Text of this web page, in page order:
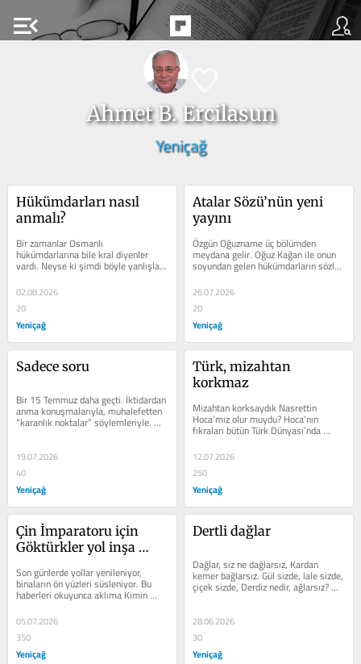
menu_open
Ahmet B. Ercilasun
Yeniçağ
Hükümdarları nasıl
anmalı?
Bir zamanlar Osmanlı
hükümdarlarına bile kral diyenler
vardı. Neyse ki şimdi böyle yanlışlar
pek yapılmıyor. Her hükümdar,
dönemindeki...
02.08.2026
20
Yeniçağ
Atalar Sözü’nün yeni
yayını
Özgün Oğuzname üç bölümden
meydana gelir. Oğuz Kağan ile onun
soyundan gelen hükümdarların sözlü-
efsanevi tarihi, atasözleri ve Dede...
26.07.2026
20
Yeniçağ
Sadece soru
Bir 15 Temmuz daha geçti. İktidardan
anma konuşmalarıyla, muhalefetten
“karanlık noktalar” söylemleriyle.
Kaç defa yazdım, bir kez daha...
19.07.2026
40
Yeniçağ
Türk, mizahtan
korkmaz
Mizahtan korksaydık Nasrettin
Hoca’mız olur muydu? Hoca’nın
fıkraları bütün Türk Dünyası’nda
yaygındır. İdil Ural bölgesinden...
12.07.2026
250
Yeniçağ
Çin İmparatoru için
Göktürkler yol inşa
Son günlerde yollar yenileniyor,
binaların ön yüzleri süsleniyor. Bu
haberleri okuyunca aklıma Kimin
Kağan geldi. Kimin Kağan 603-609...
05.07.2026
350
Yeniçağ
Dertli dağlar
Dağlar, siz ne dağlarsız, Kardan
kemer bağlarsız. Gül sizde, lale sizde,
çiçek sizde, Derdiz nedir, ağlarsız?
“Bağlarsınız,...
28.06.2026
30
Yeniçağ